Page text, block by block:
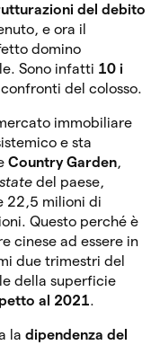
del debito
e ora il
domino
Sono infatti 10 i
del colosso.
immobiliare
e sta
Country Garden,
del paese,
22,5 milioni di
Questo perché è
cinese ad essere in
due trimestri del
della superficie
al 2021.
la dipendenza del